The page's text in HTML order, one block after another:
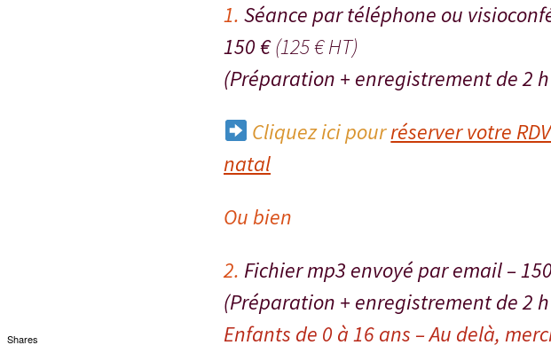
1. Séance par téléphone ou
150 €(125 € HT)
(Préparation + enregistrement de 2
Cliquez ici pourréserver votre
natal
Ou bien
2. Fichier mp3 envoyé par email –
(Préparation + enregistrement de 2
Enfants de 0 à 16 ans – Au delà,
Shares